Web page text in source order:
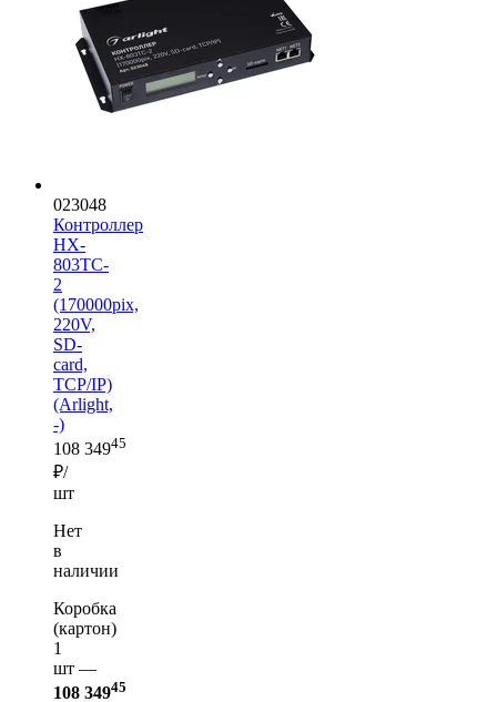
023048
Контроллер
HX-
803TC-
2
(170000pix,
220V,
SD-
card,
TCP/IP)
(Arlight,
-)
108 34945
₽/
шт
Нет
в
наличии
Коробка
(картон)
1
шт —
108 34945